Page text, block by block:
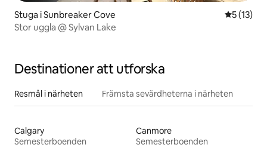
Stuga i Sunbreaker Cove 5 av 5 i
5 (13)
Stor uggla @ Sylvan Lake
Destinationer att utforska
Resmål i närheten Främsta sevärdheterna i närheten
Calgary
Semesterboenden
Canmore
Semesterboenden